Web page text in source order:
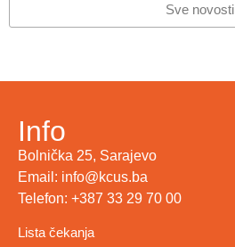
Sve novosti
Info
Bolnička 25, Sarajevo
Email: info@kcus.ba
Telefon: +387 33 29 70 00
Lista čekanja